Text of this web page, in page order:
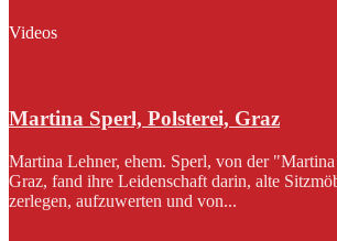
Videos
Martina Sperl, Polsterei, Graz
Martina Lehner, ehem. Sperl, von der
Graz, fand ihre Leidenschaft darin, alte
zerlegen, aufzuwerten und von...